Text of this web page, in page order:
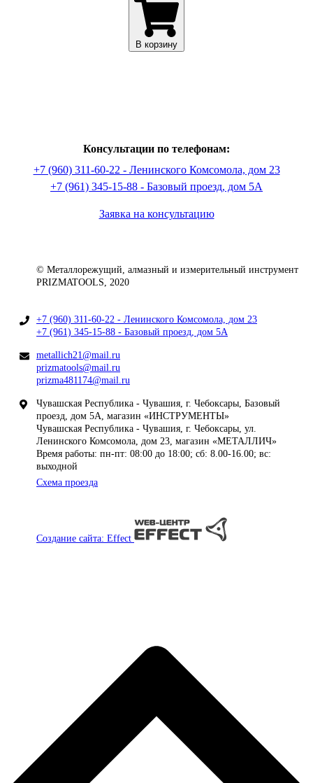
В корзину
Консультации по телефонам:
+7 (960) 311-60-22 - Ленинского Комсомола, дом 23
+7 (961) 345-15-88 - Базовый проезд, дом 5А
Заявка на консультацию
© Металлорежущий, алмазный и измерительный инструмент
PRIZMATOOLS, 2020
+7 (960) 311-60-22 - Ленинского Комсомола, дом 23
+7 (961) 345-15-88 - Базовый проезд, дом 5А
metallich21@mail.ru
prizmatools@mail.ru
prizma481174@mail.ru
Чувашская Республика - Чувашия, г. Чебоксары, Базовый
проезд, дом 5А, магазин «ИНСТРУМЕНТЫ»
Чувашская Республика - Чувашия, г. Чебоксары, ул.
Ленинского Комсомола, дом 23, магазин «МЕТАЛЛИЧ»
Время работы: пн-пт: 08:00 до 18:00; сб: 8.00-16.00; вс:
выходной
Схема проезда
Создание сайта: Effect